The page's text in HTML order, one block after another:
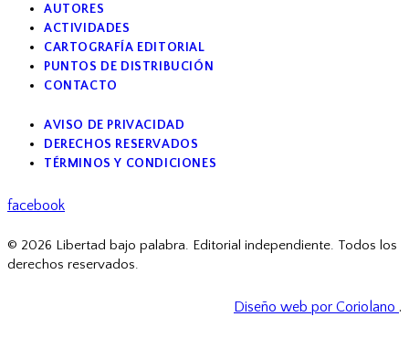
AUTORES
ACTIVIDADES
CARTOGRAFÍA EDITORIAL
PUNTOS DE DISTRIBUCIÓN
CONTACTO
AVISO DE PRIVACIDAD
DERECHOS RESERVADOS
TÉRMINOS Y CONDICIONES
facebook
© 2026 Libertad bajo palabra. Editorial independiente. Todos los
derechos reservados.
Diseño web por Coriolano .